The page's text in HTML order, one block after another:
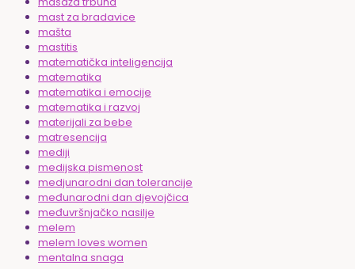
mast za bradavice
mašta
mastitis
matematička inteligencija
matematika
matematika i emocije
matematika i razvoj
materijali za bebe
matresencija
mediji
medijska pismenost
medjunarodni dan tolerancije
međunarodni dan djevojčica
međuvršnjačko nasilje
melem
melem loves women
mentalna snaga